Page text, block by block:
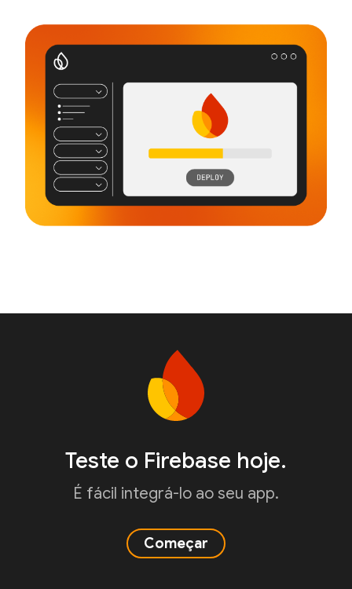
Teste o Firebase hoje.
É fácil integrá-lo ao seu app.
Começar